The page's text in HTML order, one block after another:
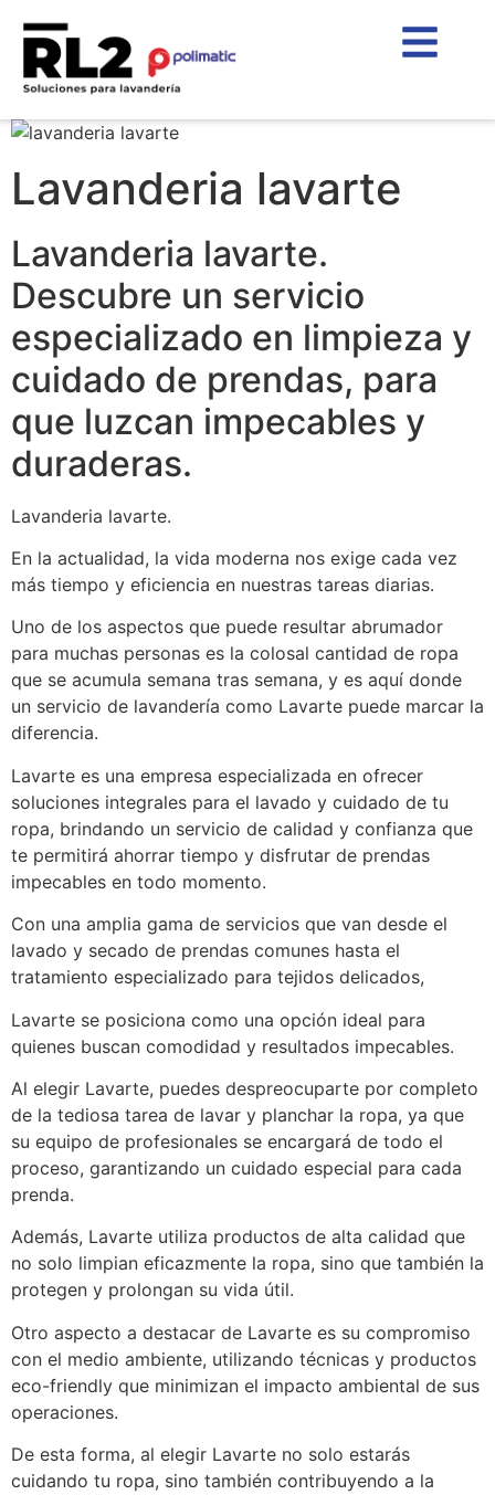
Lavanderia lavarte
Lavanderia lavarte.
Descubre un servicio
especializado en limpieza y
cuidado de prendas, para
que luzcan impecables y
duraderas.
Lavanderia lavarte.
En la actualidad, la vida moderna nos exige cada vez
más tiempo y eficiencia en nuestras tareas diarias.
Uno de los aspectos que puede resultar abrumador
para muchas personas es la colosal cantidad de ropa
que se acumula semana tras semana, y es aquí donde
un servicio de lavandería como Lavarte puede marcar la
diferencia.
Lavarte es una empresa especializada en ofrecer
soluciones integrales para el lavado y cuidado de tu
ropa, brindando un servicio de calidad y confianza que
te permitirá ahorrar tiempo y disfrutar de prendas
impecables en todo momento.
Con una amplia gama de servicios que van desde el
lavado y secado de prendas comunes hasta el
tratamiento especializado para tejidos delicados,
Lavarte se posiciona como una opción ideal para
quienes buscan comodidad y resultados impecables.
Al elegir Lavarte, puedes despreocuparte por completo
de la tediosa tarea de lavar y planchar la ropa, ya que
su equipo de profesionales se encargará de todo el
proceso, garantizando un cuidado especial para cada
prenda.
Además, Lavarte utiliza productos de alta calidad que
no solo limpian eficazmente la ropa, sino que también la
protegen y prolongan su vida útil.
Otro aspecto a destacar de Lavarte es su compromiso
con el medio ambiente, utilizando técnicas y productos
eco-friendly que minimizan el impacto ambiental de sus
operaciones.
De esta forma, al elegir Lavarte no solo estarás
cuidando tu ropa, sino también contribuyendo a la